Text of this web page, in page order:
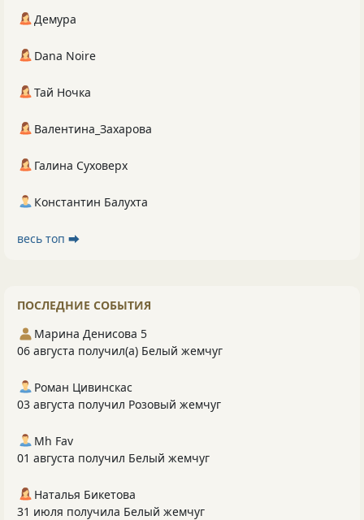
Демура
Dana Noire
Тай Ночка
Валентина_Захарова
Галина Суховерх
Константин Балухта
весь топ ⮕
ПОСЛЕДНИЕ СОБЫТИЯ
Марина Денисова 5
06 августа получил(а) Белый жемчуг
Роман Цивинскас
03 августа получил Розовый жемчуг
Mh Fav
01 августа получил Белый жемчуг
Наталья Бикетова
31 июля получила Белый жемчуг